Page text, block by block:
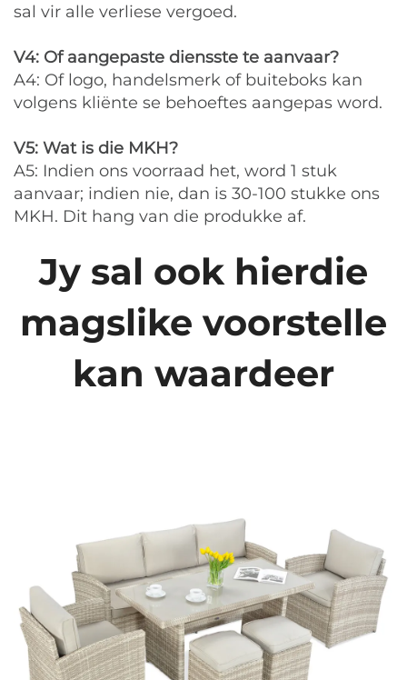
sal vir alle verliese vergoed.
V4: Of aangepaste diensste te aanvaar?
A4: Of logo, handelsmerk of buiteboks kan
volgens kliënte se behoeftes aangepas word.
V5: Wat is die MKH?
A5: Indien ons voorraad het, word 1 stuk
aanvaar; indien nie, dan is 30-100 stukke ons
MKH. Dit hang van die produkke af.
Jy sal ook hierdie
magslike voorstelle
kan waardeer